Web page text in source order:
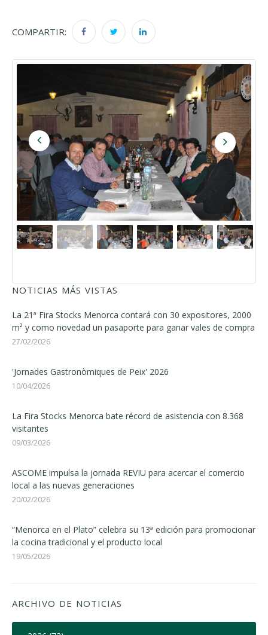
COMPARTIR:
NOTICIAS MÁS VISTAS
La 21ª Fira Stocks Menorca contará con 30 expositores, 2000
m² y como novedad un pasaporte para ganar vales de compra
27/02/2026
'Jornades Gastronòmiques de Peix' 2026
10/04/2026
La Fira Stocks Menorca bate récord de asistencia con 8.368
visitantes
09/03/2026
ASCOME impulsa la jornada REVIU para acercar el comercio
local a las nuevas generaciones
20/02/2026
“Menorca en el Plato” celebra su 13ª edición para promocionar
la cocina tradicional y el producto local
19/05/2026
ARCHIVO DE NOTICIAS